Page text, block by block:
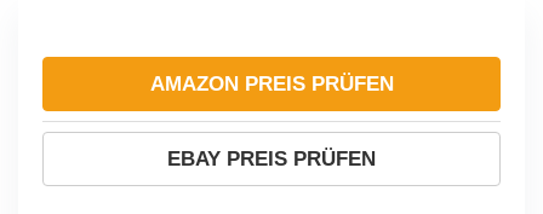
AMAZON PREIS PRÜFEN
EBAY PREIS PRÜFEN